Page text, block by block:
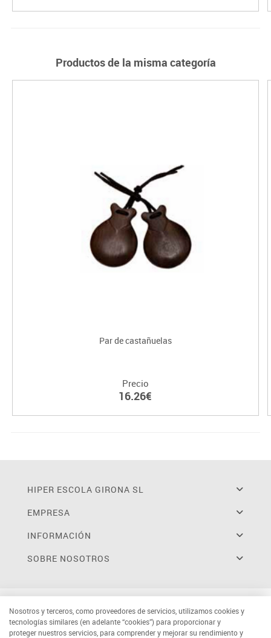
Productos de la misma categoría
Par de castañuelas
Precio
16.26€
HIPER ESCOLA GIRONA SL
EMPRESA
INFORMACIÓN
SOBRE NOSOTROS
Nosotros y terceros, como proveedores de servicios, utilizamos cookies y
tecnologías similares (en adelante “cookies”) para proporcionar y
proteger nuestros servicios, para comprender y mejorar su rendimiento y